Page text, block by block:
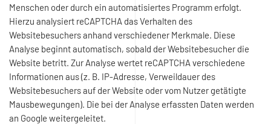
Menschen oder durch ein automatisiertes Programm erfolgt.
Hierzu analysiert reCAPTCHA das Verhalten des
Websitebesuchers anhand verschiedener Merkmale. Diese
Analyse beginnt automatisch, sobald der Websitebesucher die
Website betritt. Zur Analyse wertet reCAPTCHA verschiedene
Informationen aus (z. B. IP-Adresse, Verweildauer des
Websitebesuchers auf der Website oder vom Nutzer getätigte
Mausbewegungen). Die bei der Analyse erfassten Daten werden
an Google weitergeleitet.